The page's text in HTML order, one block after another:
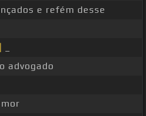
e refém desse
advogado